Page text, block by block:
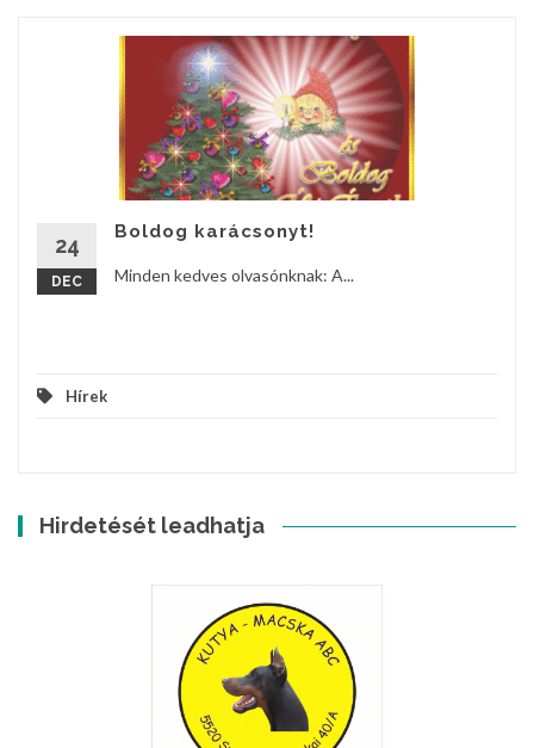
24
DEC
Boldog karácsonyt!
Minden kedves olvasónknak: A...
Hírek
Hirdetését leadhatja